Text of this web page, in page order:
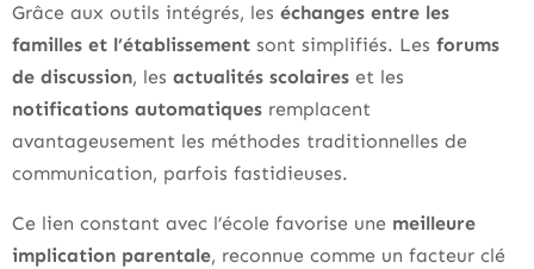
Grâce aux outils intégrés, les échanges entre les
familles et l’établissement sont simplifiés. Les forums
de discussion, les actualités scolaires et les
notifications automatiques remplacent
avantageusement les méthodes traditionnelles de
communication, parfois fastidieuses.
Ce lien constant avec l’école favorise une meilleure
implication parentale, reconnue comme un facteur clé